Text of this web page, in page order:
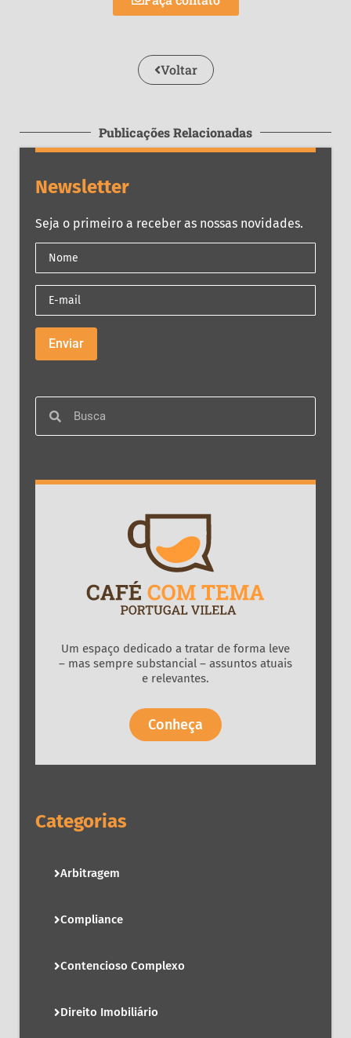
Voltar
Publicações Relacionadas
Newsletter
Seja o primeiro a receber as nossas novidades.
Um espaço dedicado a tratar de forma leve
– mas sempre substancial – assuntos atuais
e relevantes.
Conheça
Categorias
Arbitragem
Compliance
Contencioso Complexo
Direito Imobiliário